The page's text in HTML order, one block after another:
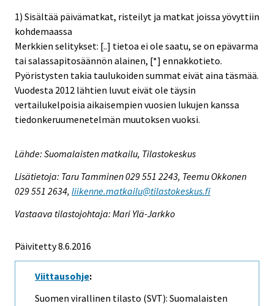
1) Sisältää päivämatkat, risteilyt ja matkat joissa yövyttiin
kohdemaassa
Merkkien selitykset: [..] tietoa ei ole saatu, se on epävarma
tai salassapitosäännön alainen, [*] ennakkotieto.
Pyöristysten takia taulukoiden summat eivät aina täsmää.
Vuodesta 2012 lähtien luvut eivät ole täysin
vertailukelpoisia aikaisempien vuosien lukujen kanssa
tiedonkeruumenetelmän muutoksen vuoksi.
Lähde: Suomalaisten matkailu, Tilastokeskus
Lisätietoja: Taru Tamminen 029 551 2243, Teemu Okkonen
029 551 2634, liikenne.matkailu@tilastokeskus.fi
Vastaava tilastojohtaja: Mari Ylä-Jarkko
Päivitetty 8.6.2016
Viittausohje:
Suomen virallinen tilasto (SVT): Suomalaisten